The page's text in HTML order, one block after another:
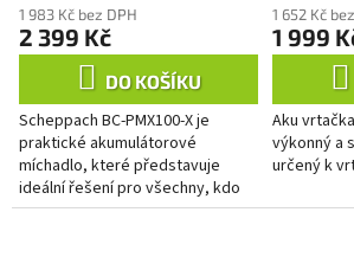
nabíječka 2,4 A
1 983 Kč bez DPH
2 399 Kč
DO KOŠÍKU
Scheppach BC-PMX100-X je
praktické akumulátorové
míchadlo, které představuje
ideální řešení pro všechny, kdo
chtějí pracovat bez omezení
1 652 Kč
1 999
Aku
výkonný a
určený k